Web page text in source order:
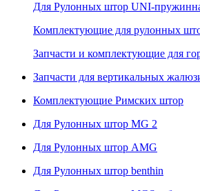
Для Рулонных штор UNI-
Комплектующие для рулонных
Запчасти и комплектующие для
Запчасти для вертикальных
Комплектующие Римских штор
Для Рулонных штор MG 2
Для Рулонных штор AMG
Для Рулонных штор benthin